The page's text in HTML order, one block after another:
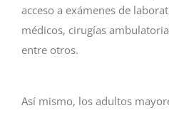
acceso a exámenes de
médicos, cirugías
entre otros.
Así mismo, los adultos